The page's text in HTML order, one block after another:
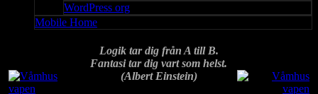
WordPress org
Mobile Home
Logik tar dig från A till B.
Fantasi tar dig vart som helst.
(Albert Einstein)